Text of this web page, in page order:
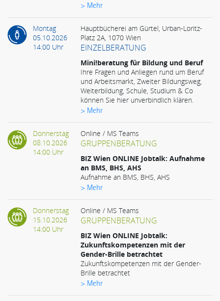
> Mehr
Montag
05.10.2026
14:00 Uhr
Hauptbücherei am Gürtel, Urban-Loritz-
Platz 2A, 1070 Wien
EINZELBERATUNG
Mini!beratung für Bildung und Beruf
Ihre Fragen und Anliegen rund um Beruf
und Arbeitsmarkt, Zweiter Bildungsweg,
Weiterbildung, Schule, Studium & Co
können Sie hier unverbindlich klären.
> Mehr
Donnerstag
08.10.2026
14:00 Uhr
Online / MS Teams
GRUPPENBERATUNG
BIZ Wien ONLINE Jobtalk: Aufnahme
an BMS, BHS, AHS
Aufnahme an BMS, BHS, AHS
> Mehr
Donnerstag
15.10.2026
14:00 Uhr
Online / MS Teams
GRUPPENBERATUNG
BIZ Wien ONLINE Jobtalk:
Zukunftskompetenzen mit der
Gender-Brille betrachtet
Zukunftskompetenzen mit der Gender-
Brille betrachtet
> Mehr